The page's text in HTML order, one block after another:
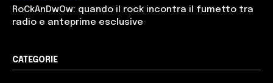
RoCkAnDwOw: quando il rock incontra il fumetto tra
radio e anteprime esclusive
CATEGORIE